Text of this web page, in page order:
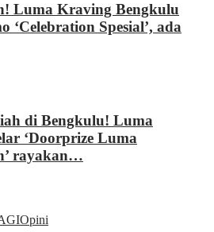
Luma Kraving Bengkulu
‘Celebration Spesial’, ada
di Bengkulu! Luma
‘Doorprize Luma
rayakan…
Opini